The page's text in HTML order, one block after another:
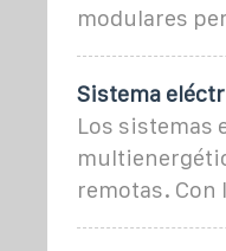
modulares
Sistema
Los sistemas
remotas. Con